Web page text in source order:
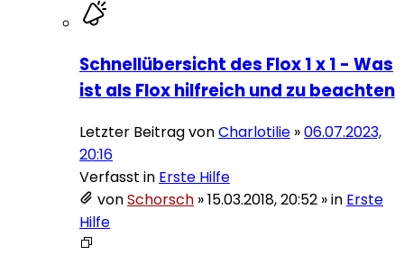
Schnellübersicht des Flox 1 x 1 - Was
ist als Flox hilfreich und zu beachten
Letzter Beitrag vonCharlotilie »06.07.2023,
20:16
Verfasst in Erste Hilfe
vonSchorsch »15.03.2018, 20:52 » in Erste
Hilfe